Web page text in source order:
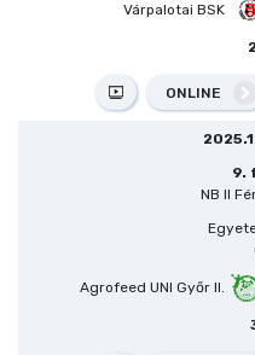
Várpalotai BSK
ONLINE
9.
NB II
Agrofeed UNI Győr II.